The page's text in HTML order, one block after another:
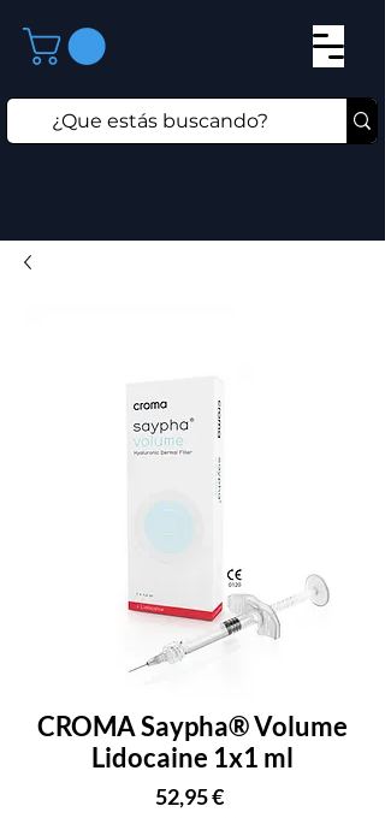
CROMA Saypha® Volume
Lidocaine 1x1 ml
52,95 €Precio